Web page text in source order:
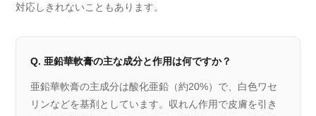
対応しきれないこともあります。
Q. 亜鉛華軟膏の主な成分と作用は何ですか？
亜鉛華軟膏の主成分は酸化亜鉛（約20%）で、白色ワセ
リンなどを基剤としています。収れん作用で皮膚を引き